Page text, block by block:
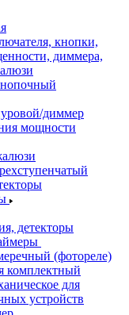
кнопки,
диммера,
диммер
мощности
детекторы
(фотореле)
комплектный
для
устройств